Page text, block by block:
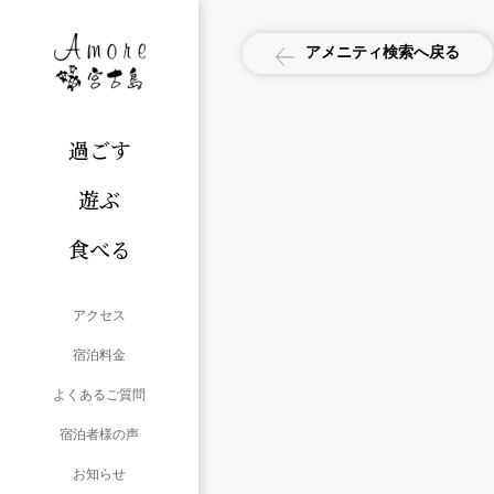
過ごす
遊ぶ
食べる
アクセス
宿泊料金
よくあるご質問
宿泊者様の声
お知らせ
アメニティ検索へ戻る